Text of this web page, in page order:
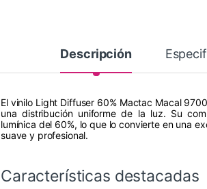
Descripción
El vinilo Light Diffuser 60% Mactac Macal
una distribución uniforme de la luz. Su
lumínica del 60%, lo que lo convierte en una
suave y profesional.
Características destacadas